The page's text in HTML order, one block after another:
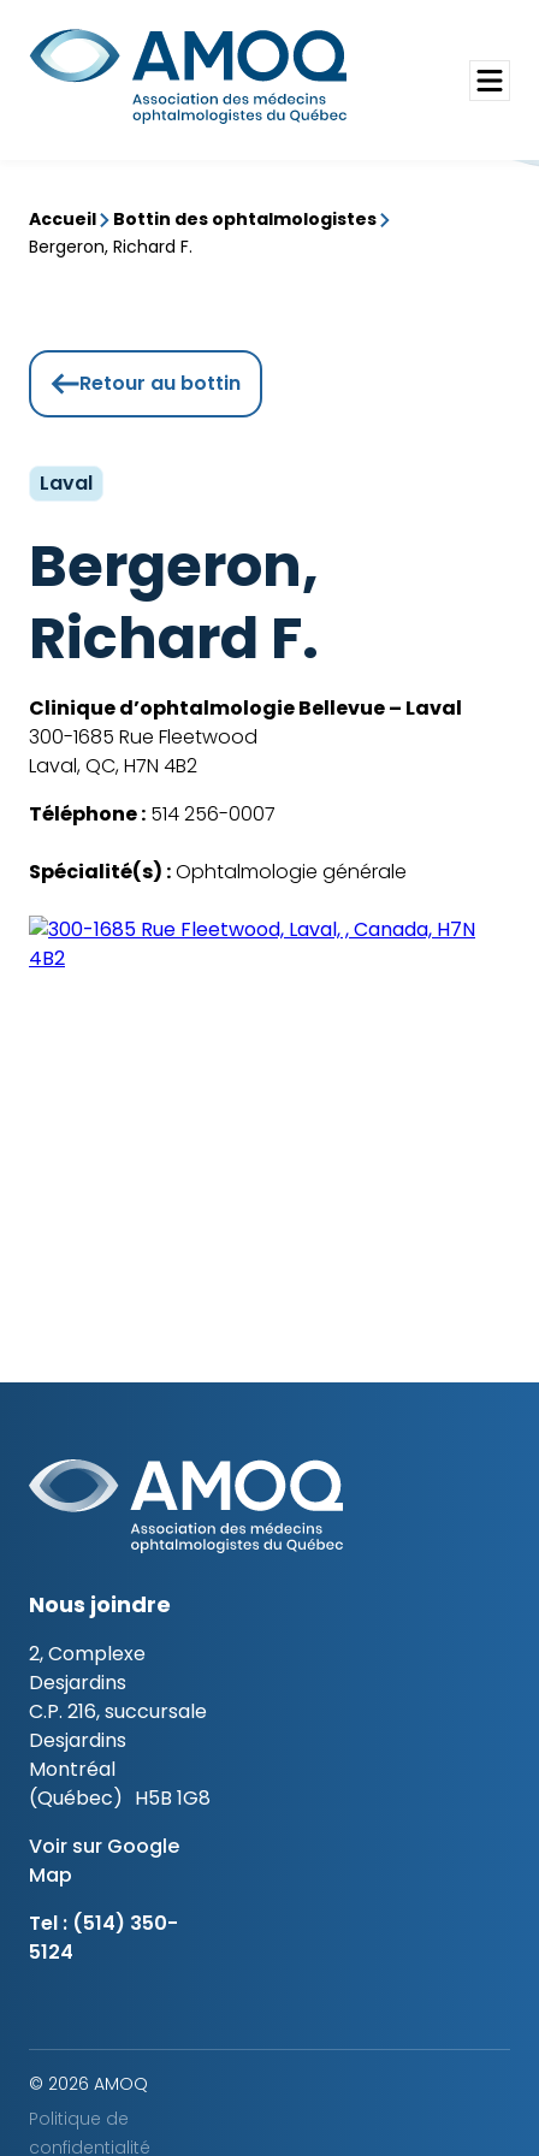
contenu
Rechercher
Ouvrir
le
Accueil
Bottin des ophtalmologistes
Bergeron, Richard F.
Retour au bottin
Laval
Bergeron,
Richard F.
Clinique d’ophtalmologie Bellevue – Laval
300-1685 Rue Fleetwood
Laval, QC, H7N 4B2
Téléphone : 514 256-0007
Spécialité(s) :Ophtalmologie générale
Nous joindre
2, Complexe
Desjardins
C.P. 216, succursale
Desjardins
Montréal
(Québec) H5B 1G8
Voir sur Google
Map
Tel : (514) 350-
5124
© 2026 AMOQ
Politique de
confidentialité